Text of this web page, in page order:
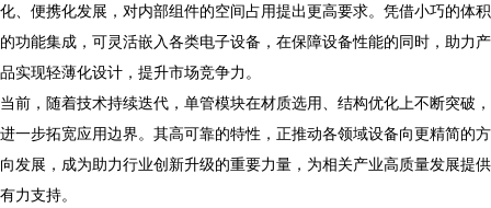
化、便携化发展，对内部组件的空间占用提出更高要求。凭借小巧的体积
的功能集成，可灵活嵌入各类电子设备，在保障设备性能的同时，助力产
品实现轻薄化设计，提升市场竞争力。
​ 当前，随着技术持续迭代，单管模块在材质选用、结构优化上不断突破，
进一步拓宽应用边界。其高可靠的特性，正推动各领域设备向更精简的方
向发展，成为助力行业创新升级的重要力量，为相关产业高质量发展提供
有力支持。​